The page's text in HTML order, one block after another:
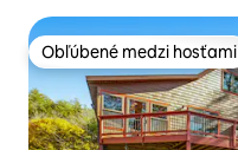
Obľúbené medzi hosťami
Obľúbené medzi hosťami